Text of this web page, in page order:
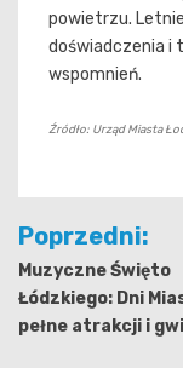
powietrzu.
doświadczenia i
wspomnień.
Źródło: Urząd Miasta
wpisu
Poprzedni:
Muzyczne Święto
Łódzkiego: Dni
pełne atrakcji i